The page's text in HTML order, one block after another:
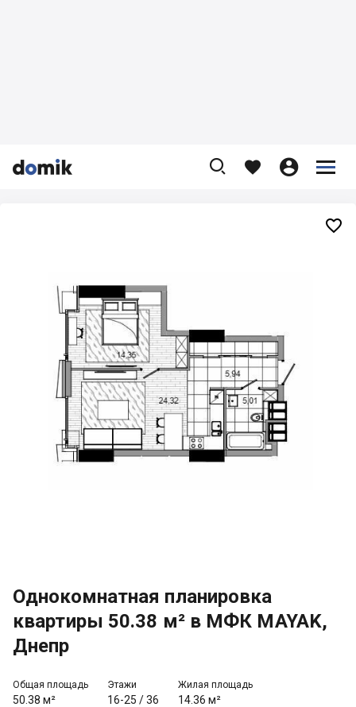


    


Однокомнатная планировка
квартиры 50.38 м² в МФК MAYAK,
Днепр
Общая площадь
50.38 м²
Этажи
16-25 /36
Жилая площадь
14.36 м²
